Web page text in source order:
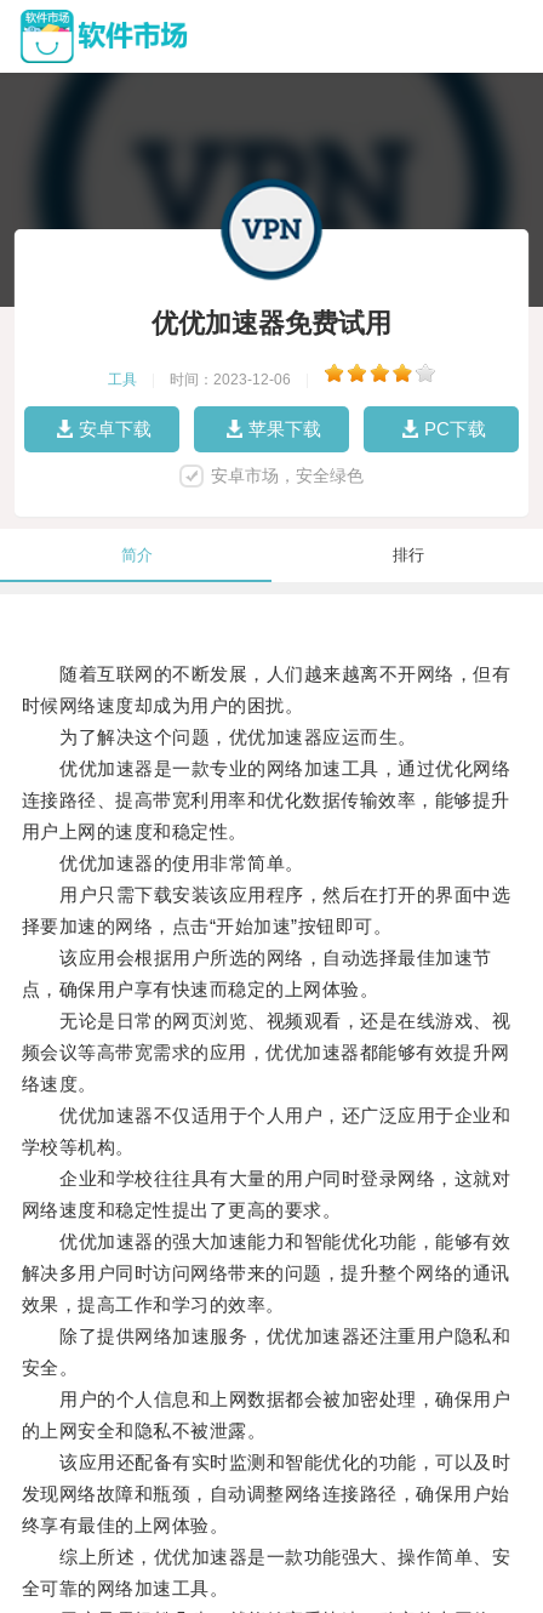
优优加速器免费试用
工具 时间：2023-12-06
安卓下载 苹果下载 PC下载
安卓市场，安全绿色
简介 排行
随着互联网的不断发展，人们越来越离不开网络，但有
时候网络速度却成为用户的困扰。
为了解决这个问题，优优加速器应运而生。
优优加速器是一款专业的网络加速工具，通过优化网络
连接路径、提高带宽利用率和优化数据传输效率，能够提升
用户上网的速度和稳定性。
优优加速器的使用非常简单。
用户只需下载安装该应用程序，然后在打开的界面中选
择要加速的网络，点击“开始加速”按钮即可。
该应用会根据用户所选的网络，自动选择最佳加速节
点，确保用户享有快速而稳定的上网体验。
无论是日常的网页浏览、视频观看，还是在线游戏、视
频会议等高带宽需求的应用，优优加速器都能够有效提升网
络速度。
优优加速器不仅适用于个人用户，还广泛应用于企业和
学校等机构。
企业和学校往往具有大量的用户同时登录网络，这就对
网络速度和稳定性提出了更高的要求。
优优加速器的强大加速能力和智能优化功能，能够有效
解决多用户同时访问网络带来的问题，提升整个网络的通讯
效果，提高工作和学习的效率。
除了提供网络加速服务，优优加速器还注重用户隐私和
安全。
用户的个人信息和上网数据都会被加密处理，确保用户
的上网安全和隐私不被泄露。
该应用还配备有实时监测和智能优化的功能，可以及时
发现网络故障和瓶颈，自动调整网络连接路径，确保用户始
终享有最佳的上网体验。
综上所述，优优加速器是一款功能强大、操作简单、安
全可靠的网络加速工具。